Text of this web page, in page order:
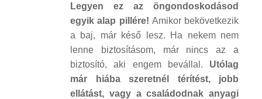
Legyen ez az öngondoskodásod
egyik alap pillére! Amikor bekövetkezik
a baj, már késő lesz. Ha nekem nem
lenne biztosításom, már nincs az a
biztosító, aki engem bevállal. Utólag
már hiába szeretnél térítést, jobb
ellátást, vagy a családodnak anyagi